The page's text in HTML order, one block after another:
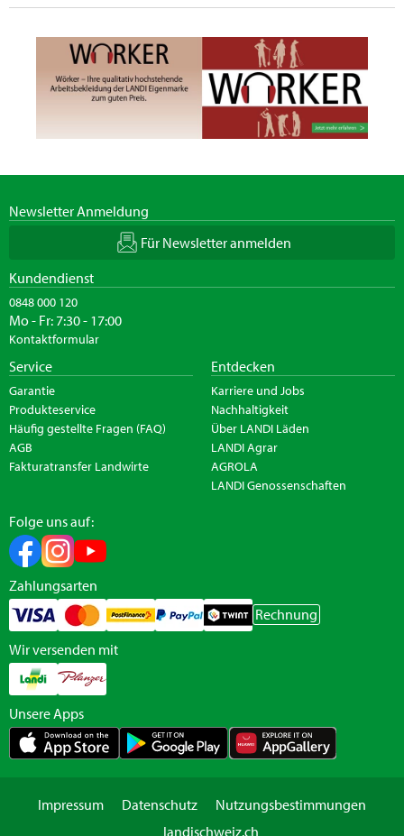
Newsletter Anmeldung
Für Newsletter anmelden
Kundendienst
0848 000 120
Mo - Fr: 7:30 - 17:00
Kontaktformular
Service
Garantie
Produkteservice
Häufig gestellte Fragen (FAQ)
AGB
Fakturatransfer Landwirte
Entdecken
Karriere und Jobs
Nachhaltigkeit
Über LANDI Läden
LANDI Agrar
AGROLA
LANDI Genossenschaften
Folge uns auf:
Zahlungsarten
Rechnung
Wir versenden mit
Unsere Apps
Impressum Datenschutz
Nutzungsbestimmungen
landischweiz.ch